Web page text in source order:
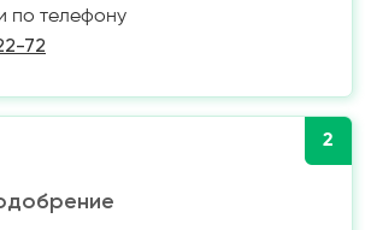
по телефону
72
2